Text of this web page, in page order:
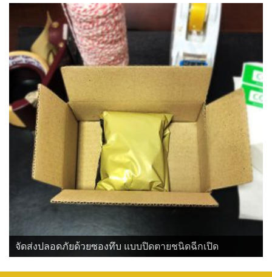
จัดส่งปลอดภัยด้วยซองทึบ แบบปิดตายชนิดฉีกเปิด